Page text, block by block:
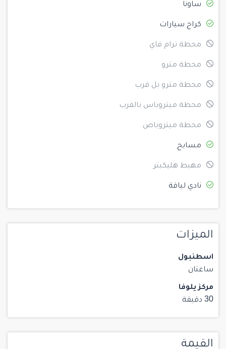
ساونا
كراج سيارات
محطة ترام فاي
محطة مترو
محطة مترو بل قرب
محطة ميتروباس بالقرب
محطة ميتروباص
مسابح
مهبط هليكبتر
نادي لياقة
الميزات
اسطنبول
ساعتان
مركز يلوفا
30 دقيقة
القيمة